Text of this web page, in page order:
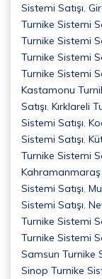
Sistemi Satışı,
Turnike Sistemi
Turnike Sistemi
Turnike Sistemi
Turnike Sistemi
Kastamonu
Satışı, Kırklareli
Sistemi Satışı,
Sistemi Satışı,
Turnike Sistemi
Kahramanmaraş
Sistemi Satışı,
Sistemi Satışı,
Turnike Sistemi
Turnike Sistemi
Samsun Turnike
Sinop Turnike